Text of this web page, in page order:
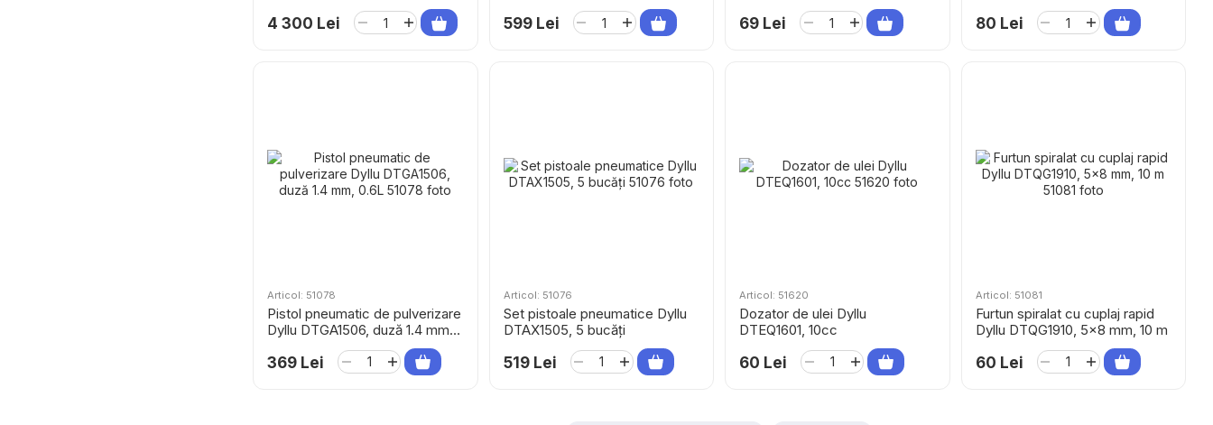
4 300 Lei 599 Lei 69 Lei 80 Lei
Articol: 51078
Pistol pneumatic de pulverizare
Dyllu DTGA1506, duză 1.4 mm,
369 Lei
Articol: 51076
Set pistoale pneumatice Dyllu
DTAX1505, 5 bucăți
519 Lei
Articol: 51620
Dozator de ulei Dyllu
DTEQ1601, 10cc
60 Lei
Articol: 51081
Furtun spiralat cu cuplaj rapid
Dyllu DTQG1910, 5×8 mm, 10 m
60 Lei